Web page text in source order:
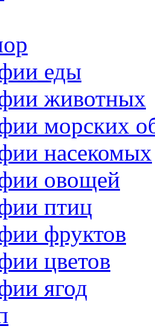
еды
животных
морских
насекомых
овощей
птиц
фруктов
цветов
ягод